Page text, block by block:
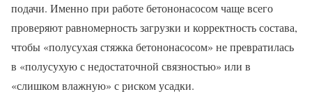
подачи. Именно при работе бетононасосом чаще всего
проверяют равномерность загрузки и корректность состава,
чтобы «полусухая стяжка бетононасосом» не превратилась
в «полусухую с недостаточной связностью» или в
«слишком влажную» с риском усадки.